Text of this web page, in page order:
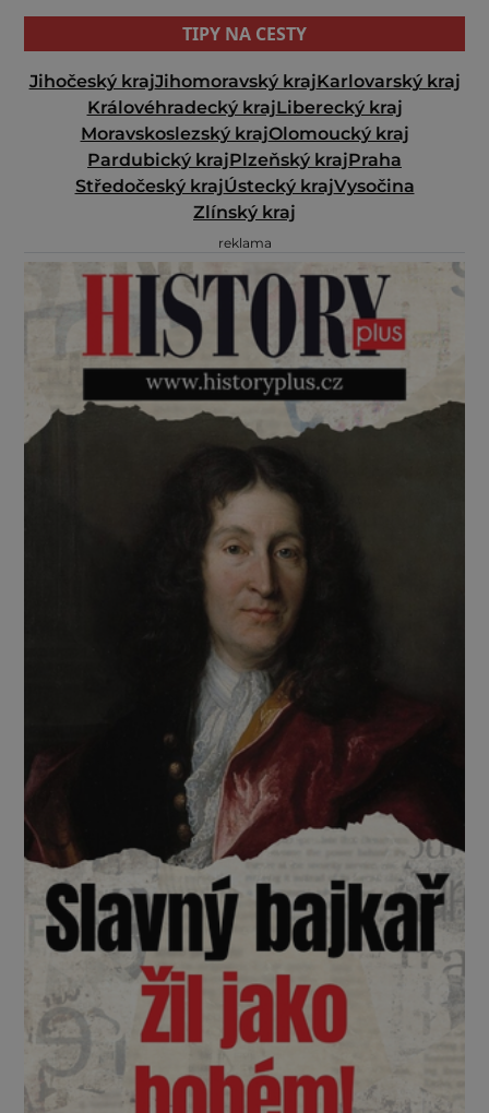
TIPY NA CESTY
Jihočeský krajJihomoravský krajKarlovarský kraj
Královéhradecký krajLiberecký kraj
Moravskoslezský krajOlomoucký kraj
Pardubický krajPlzeňský krajPraha
Středočeský krajÚstecký krajVysočina
Zlínský kraj
reklama